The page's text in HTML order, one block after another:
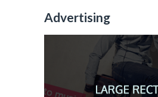
Advertising